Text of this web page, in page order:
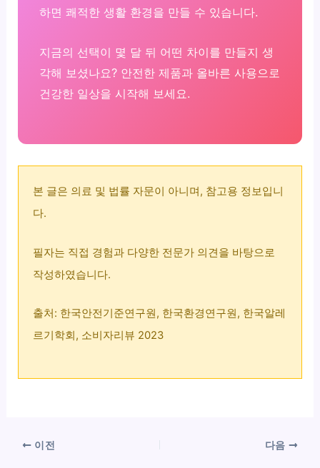
하면 쾌적한 생활 환경을 만들 수 있습니다.
지금의 선택이 몇 달 뒤 어떤 차이를 만들지 생
각해 보셨나요? 안전한 제품과 올바른 사용으로
건강한 일상을 시작해 보세요.
본 글은 의료 및 법률 자문이 아니며, 참고용 정보입니
다.
필자는 직접 경험과 다양한 전문가 의견을 바탕으로
작성하였습니다.
출처: 한국안전기준연구원, 한국환경연구원, 한국알레
르기학회, 소비자리뷰 2023
이전 다음